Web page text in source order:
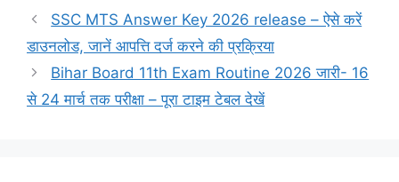
SSC MTS Answer Key 2026 release – ऐसे करें
डाउनलोड, जानें आपत्ति दर्ज करने की प्रक्रिया
Bihar Board 11th Exam Routine 2026 जारी- 16
से 24 मार्च तक परीक्षा – पूरा टाइम टेबल देखें